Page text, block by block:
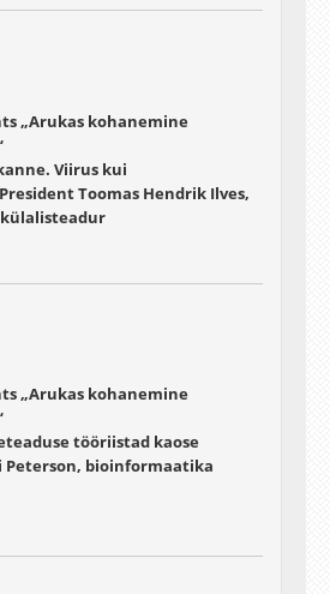
„Arukas kohanemine
Viirus kui
Toomas Hendrik Ilves,
„Arukas kohanemine
tööriistad kaose
Peterson, bioinformaatika